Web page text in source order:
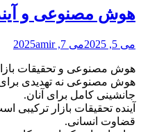
هوش مصنوعی و
می 5, 2025 می 7, 2025 amir
هوش مصنوعی و تحقیقات
هوش مصنوعی نه تهدیدی
جانشینی کامل برای آنان.
آینده تحقیقات بازار
قضاوت انسانی.